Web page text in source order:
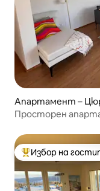
Апартамент –
Просторен
Най-популярен
Избор на